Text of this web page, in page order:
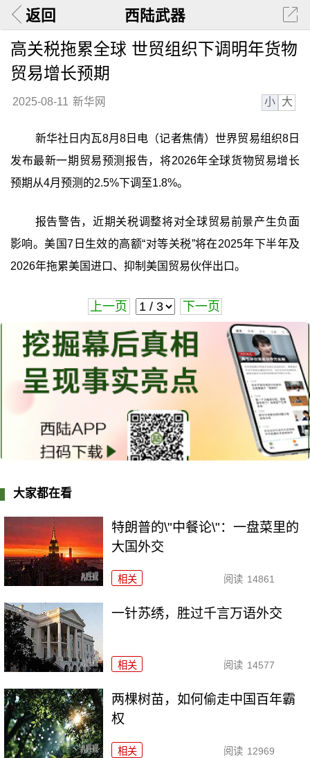
返回 西陆武器
高关税拖累全球 世贸组织下调明年货物
贸易增长预期
2025-08-11 新华网 小 大
新华社日内瓦8月8日电（记者焦倩）世界贸易组织8日
发布最新一期贸易预测报告，将2026年全球货物贸易增长
预期从4月预测的2.5%下调至1.8%。
报告警告，近期关税调整将对全球贸易前景产生负面
影响。美国7日生效的高额“对等关税”将在2025年下半年及
2026年拖累美国进口、抑制美国贸易伙伴出口。
上一页 下一页
大家都在看
特朗普的\"中餐论\"：一盘菜里的
大国外交
相关 阅读 14861
一针苏绣，胜过千言万语外交
相关 阅读 14577
两棵树苗，如何偷走中国百年霸
权
相关 阅读 12969